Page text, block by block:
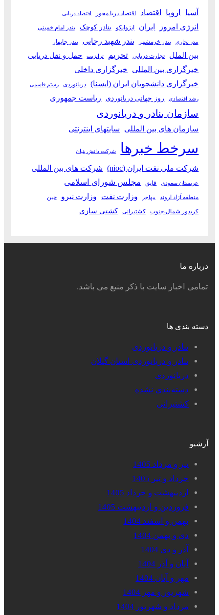
آسیا اروپا اقتصاد اقتصاد دریا محور اقتصاد دریایی
انرژی امروز ایران ایزوایکو بنادر کوچک بندر امام خمینی
بندر تجاری بندر خرمشهر بندر شهید رجایی بندر چابهار
بین الملل تجارت دریایی تحریم ترانزیت حمل و نقل دریایی
خبرگزاری بین المللی خبرگزاری داخلی
خبرگزاری دانشجویان ایران (ایسنا)
دریانوردی رستم قاسمی
رشد اقتصادی روز جهانی دریانوردی ریاست جمهوری
سازمان بنادر و دریانوردی
سازمان های بین المللی سایتهای اینترنتی
سرخط خبرها شرکت دانش بنیان
شرکت ملی نفت ایران (nioc) شرکت های بین المللی
عربستان سعودی قایق مجلس شورای اسلامی
منطقه آزاد اروند مهاجر وزارت نفت وزارت نیرو چین
کریدور شمال-جنوب کشتیرانی کشتی سازی
درباره ما
تمامی اخبار سایت با ذکر منبع می باشد.
دسته بندی ها
بنادر و دریانوردی
بنادر و دریانوردی استان گیلان
دریانوردی
دسته‌بندی نشده
کشتیرانی
آرشیو
تیر و مرداد 1405
خرداد و تیر 1405
اردیبهشت و خرداد 1405
فروردین و اردیبهشت 1405
بهمن و اسفند 1404
دی و بهمن 1404
آذر و دی 1404
آبان و آذر 1404
مهر و آبان 1404
شهریور و مهر 1404
مرداد و شهریور 1404